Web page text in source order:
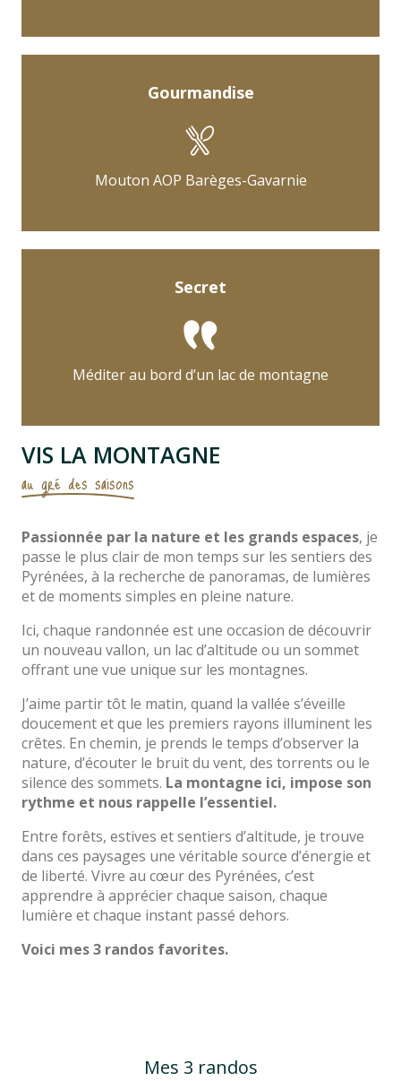
Gourmandise
Mouton AOP Barèges-Gavarnie
Secret
Méditer au bord d’un lac de montagne
VIS LA MONTAGNE
au gré des saisons
Passionnée par la nature et les grands espaces, je
passe le plus clair de mon temps sur les sentiers des
Pyrénées, à la recherche de panoramas, de lumières
et de moments simples en pleine nature.
Ici, chaque randonnée est une occasion de découvrir
un nouveau vallon, un lac d’altitude ou un sommet
offrant une vue unique sur les montagnes.
J’aime partir tôt le matin, quand la vallée s’éveille
doucement et que les premiers rayons illuminent les
crêtes. En chemin, je prends le temps d’observer la
nature, d’écouter le bruit du vent, des torrents ou le
silence des sommets. La montagne ici, impose son
rythme et nous rappelle l’essentiel.
Entre forêts, estives et sentiers d’altitude, je trouve
dans ces paysages une véritable source d’énergie et
de liberté. Vivre au cœur des Pyrénées, c’est
apprendre à apprécier chaque saison, chaque
lumière et chaque instant passé dehors.
Voici mes 3 randos favorites.
Mes 3 randos